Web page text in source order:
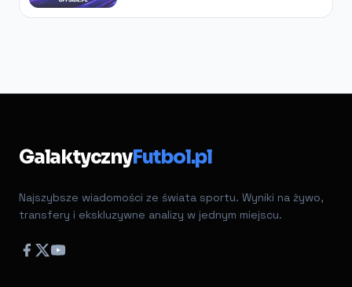
GalaktycznyFutbol.pl
Najszybsze wiadomości ze świata sportu. Wyniki na żywo,
transfery i ekskluzywne analizy w jednym miejscu.